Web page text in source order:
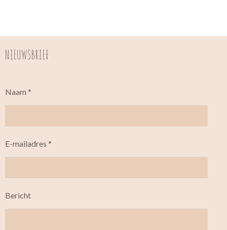
NIEUWSBRIEF
Naam *
E-mailadres *
Bericht